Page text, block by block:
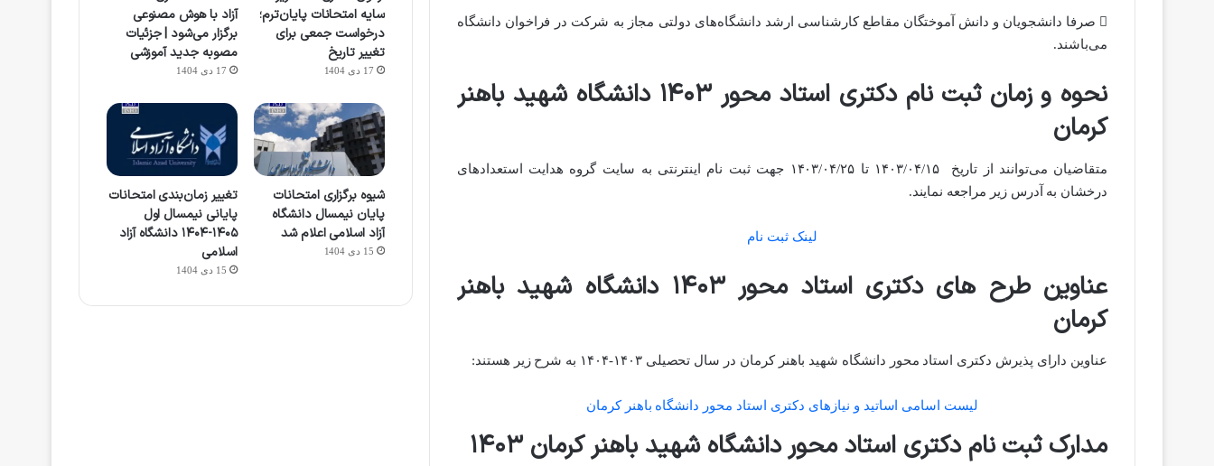
 صرفا دانشجویان و دانش آموختگان مقاطع کارشناسی ارشد دانشگاه‌های دولتی مجاز به شرکت در فراخوان دانشگاه
می‌باشند.
نحوه و زمان ثبت نام دکتری استاد محور ۱۴۰۳ دانشگاه شهید باهنر
کرمان
متقاضیان می‌توانند از تاریخ ۱۴۰۳/۰۴/۱۵ تا ۱۴۰۳/۰۴/۲۵ جهت ثبت نام اینترنتی به سایت گروه هدایت استعدادهای
درخشان به آدرس زیر مراجعه نمایند.
لینک ثبت نام
عناوین طرح های دکتری استاد محور ۱۴۰۳ دانشگاه شهید باهنر
کرمان
عناوین دارای پذیرش دکتری استاد محور دانشگاه شهید باهنر کرمان در سال تحصیلی ۱۴۰۳-۱۴۰۴ به شرح زیر هستند:
لیست اسامی اساتید و نیازهای دکتری استاد محور دانشگاه باهنر کرمان
مدارک ثبت نام دکتری استاد محور دانشگاه شهید باهنر کرمان ۱۴۰۳
سایه امتحانات پایان‌ترم؛
درخواست جمعی برای
تغییر تاریخ
17 دی 1404
آزاد با هوش مصنوعی
برگزار می‌شود | جزئیات
مصوبه جدید آموزشی
17 دی 1404
شیوه برگزاری امتحانات
پایان نیمسال دانشگاه
آزاد اسلامی اعلام شد
15 دی 1404
تغییر زمان‌بندی امتحانات
پایانی نیمسال اول
۱۴۰۵-۱۴۰۴ دانشگاه آزاد
اسلامی
15 دی 1404